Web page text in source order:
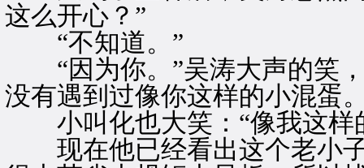
这么开心？”
“不知道。”
“因为你。”吴涛大声的笑，
没有遇到过像你这样的小混蛋
小叫化也大笑：“像我这样
现在他已经看出这个老小子